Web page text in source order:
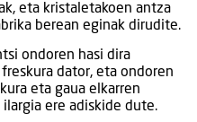
eta kristaletakoen antza
berean eginak dirudite.
ondoren hasi dira
dator, eta ondoren
eta gaua elkarren
ere adiskide dute.